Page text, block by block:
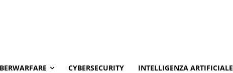
CYBERSECURITY INTELLIGENZA ARTIFICIALE